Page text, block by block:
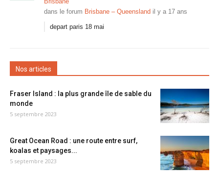
dans le forum Brisbane – Queensland il y a 17 ans
depart paris 18 mai
Nos articles
Fraser Island : la plus grande île de sable du
monde
5 septembre 2023
Great Ocean Road : une route entre surf,
koalas et paysages...
5 septembre 2023